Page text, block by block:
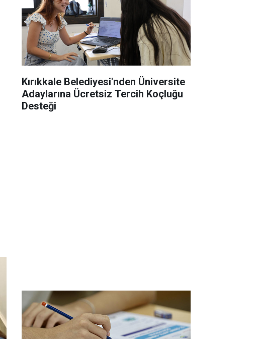
Kırıkkale Belediyesi'nden Üniversite
Adaylarına Ücretsiz Tercih Koçluğu
Desteği